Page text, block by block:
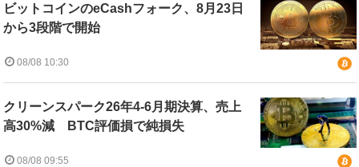
ビットコインのeCashフォーク、8月23日
から3段階で開始
08/08 10:30
クリーンスパーク26年4-6月期決算、売上
高30%減 BTC評価損で純損失
08/08 09:55